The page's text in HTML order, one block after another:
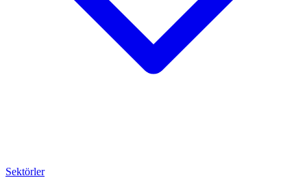
Sektörler